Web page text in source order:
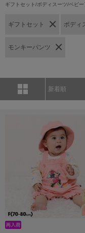
ギフトセット/ボディスーツ/ベビ
ギフトセット ボディ
モンキーパンツ
新着順